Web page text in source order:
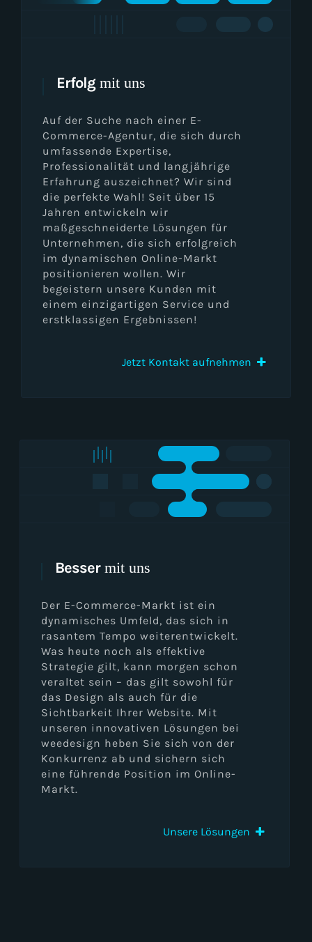
Erfolgmit uns
Auf der Suche nach einer E-
Commerce-Agentur, die sich durch
umfassende Expertise,
Professionalität und langjährige
Erfahrung auszeichnet? Wir sind
die perfekte Wahl! Seit über 15
Jahren entwickeln wir
maßgeschneiderte Lösungen für
Unternehmen, die sich erfolgreich
im dynamischen Online-Markt
positionieren wollen. Wir
begeistern unsere Kunden mit
einem einzigartigen Service und
erstklassigen Ergebnissen!
Jetzt Kontakt aufnehmen
Bessermit uns
Der E-Commerce-Markt ist ein
dynamisches Umfeld, das sich in
rasantem Tempo weiterentwickelt.
Was heute noch als effektive
Strategie gilt, kann morgen schon
veraltet sein – das gilt sowohl für
das Design als auch für die
Sichtbarkeit Ihrer Website. Mit
unseren innovativen Lösungen bei
weedesign heben Sie sich von der
Konkurrenz ab und sichern sich
eine führende Position im Online-
Markt.
Unsere Lösungen